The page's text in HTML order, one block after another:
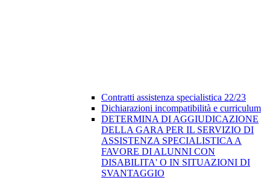
Contratti assistenza specialistica 22/23
Dichiarazioni incompatibilità e curriculum
DETERMINA DI AGGIUDICAZIONE
DELLA GARA PER IL SERVIZIO DI
ASSISTENZA SPECIALISTICA A
FAVORE DI ALUNNI CON
DISABILITA' O IN SITUAZIONI DI
SVANTAGGIO